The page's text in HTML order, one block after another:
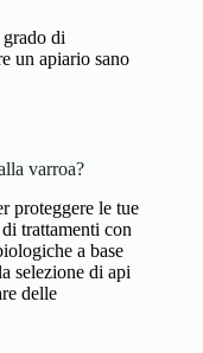
grado di
un apiario sano
varroa?
proteggere le tue
trattamenti con
a base
selezione di api
delle